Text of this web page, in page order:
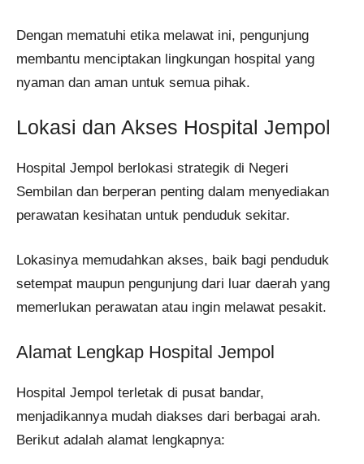
Dengan mematuhi etika melawat ini, pengunjung
membantu menciptakan lingkungan hospital yang
nyaman dan aman untuk semua pihak.
Lokasi dan Akses Hospital Jempol
Hospital Jempol berlokasi strategik di Negeri
Sembilan dan berperan penting dalam menyediakan
perawatan kesihatan untuk penduduk sekitar.
Lokasinya memudahkan akses, baik bagi penduduk
setempat maupun pengunjung dari luar daerah yang
memerlukan perawatan atau ingin melawat pesakit.
Alamat Lengkap Hospital Jempol
Hospital Jempol terletak di pusat bandar,
menjadikannya mudah diakses dari berbagai arah.
Berikut adalah alamat lengkapnya: